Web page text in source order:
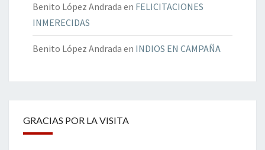
Benito López Andrada en FELICITACIONES
INMERECIDAS
Benito López Andrada en INDIOS EN CAMPAÑA
GRACIAS POR LA VISITA